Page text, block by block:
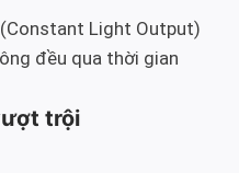
(Constant Light Output)
đều qua thời gian
trội